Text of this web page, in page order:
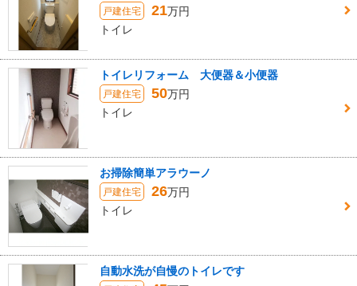
戸建住宅 21万円
トイレ
トイレリフォーム 大便器＆小便器
戸建住宅 50万円
トイレ
お掃除簡単アラウーノ
戸建住宅 26万円
トイレ
自動水洗が自慢のトイレです